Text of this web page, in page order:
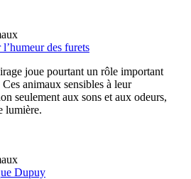
des furets
joue pourtant un rôle important
animaux sensibles à leur
seulement aux sons et aux odeurs,
lumière.
Dupuy